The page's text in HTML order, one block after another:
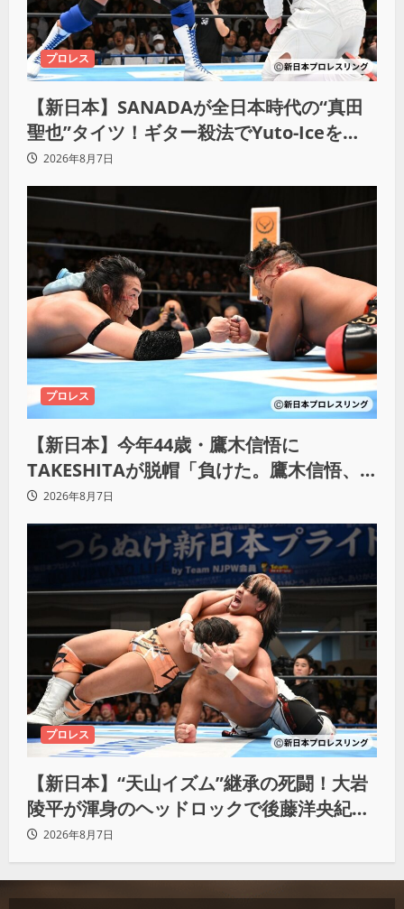
プロレス
【新日本】SANADAが全日本時代の“真田
聖也”タイツ！ギター殺法でYuto-Iceを
KO「俺と闘う時は考えろ。感じるな」
2026年8月7日
プロレス
【新日本】今年44歳・鷹木信悟に
TAKESHITAが脱帽「負けた。鷹木信悟、
強いわ！」
2026年8月7日
プロレス
【新日本】“天山イズム”継承の死闘！大岩
陵平が渾身のヘッドロックで後藤洋央紀か
らタップ奪取 執念の「リベンジ＆4勝目」
2026年8月7日